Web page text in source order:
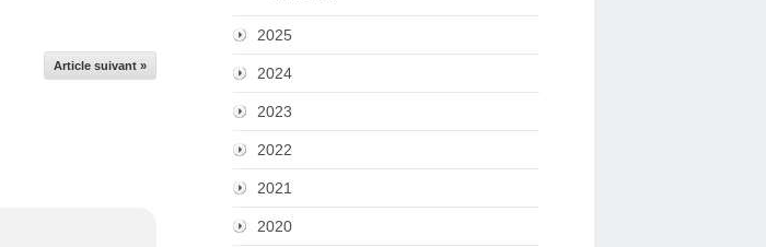
Article suivant »
2025
2024
2023
2022
2021
2020